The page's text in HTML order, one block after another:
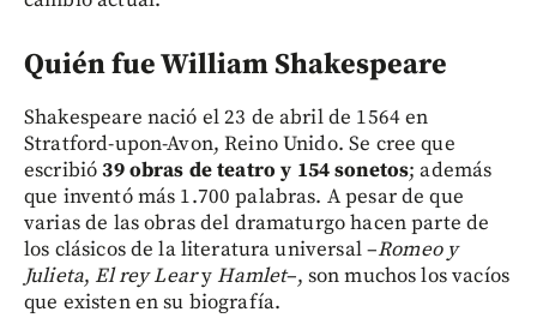
Quién fue William Shakespeare
Shakespeare nació el 23 de abril de 1564 en
Stratford-upon-Avon, Reino Unido. Se cree que
escribió39 obras de teatro y 154 sonetos; además
que inventó más 1.700 palabras. A pesar de que
varias de las obras del dramaturgo hacen parte de
los clásicos de la literatura universal –Romeo y
Julieta, El rey LearyHamlet–, son muchos los vacíos
que existen en su biografía.